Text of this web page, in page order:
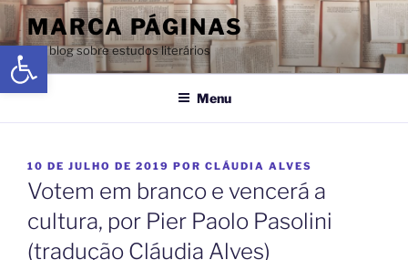
Abrir a barra de ferramentas
MARCA PÁGINAS
Um blog sobre estudos literários
Menu
10 DE JULHO DE 2019 POR CLÁUDIA ALVES
Votem em branco e vencerá a
cultura, por Pier Paolo Pasolini
(tradução Cláudia Alves)